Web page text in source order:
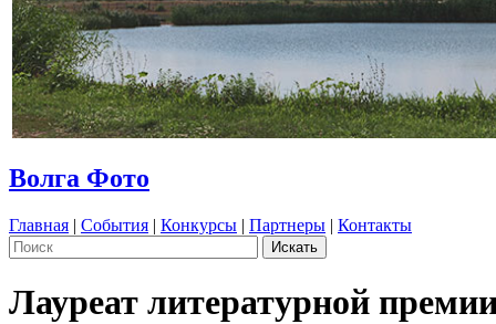
Волга Фото
Главная | События | Конкурсы | Партнеры | Контакты
Лауреат литературной